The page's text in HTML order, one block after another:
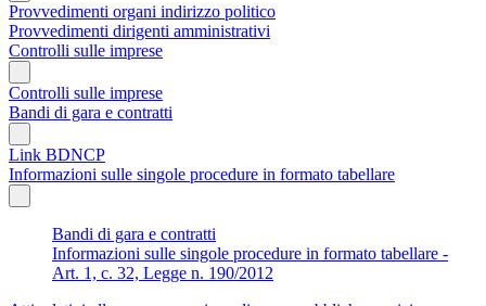
Provvedimenti organi indirizzo politico
Provvedimenti dirigenti amministrativi
Controlli sulle imprese
Controlli sulle imprese
Bandi di gara e contratti
Link BDNCP
Informazioni sulle singole procedure in formato tabellare
Bandi di gara e contratti
Informazioni sulle singole procedure in formato tabellare -
Art. 1, c. 32, Legge n. 190/2012